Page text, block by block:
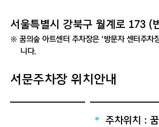
서울특별시 강북구 월계로 173 (
※ 꿈의숲 아트센터 주차장은 ‘방문자 센터주차
니다.
서문주차장 위치안내
주차위치 :